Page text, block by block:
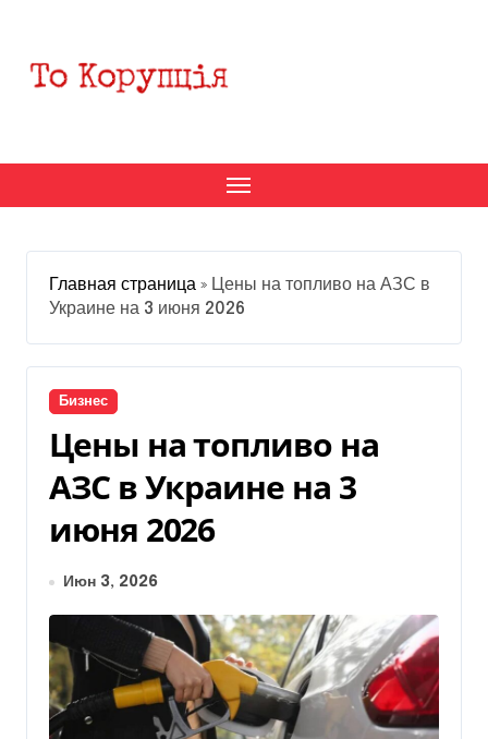
содержанию
Главная страница » Цены на топливо на АЗС в
Украине на 3 июня 2026
Бизнес
Цены на топливо на
АЗС в Украине на 3
июня 2026
Июн 3, 2026